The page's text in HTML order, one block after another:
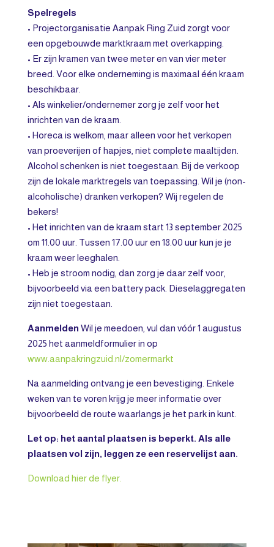
Spelregels
• Projectorganisatie Aanpak Ring Zuid zorgt voor
een opgebouwde marktkraam met overkapping.
• Er zijn kramen van twee meter en van vier meter
breed. Voor elke onderneming is maximaal één kraam
beschikbaar.
• Als winkelier/ondernemer zorg je zelf voor het
inrichten van de kraam.
• Horeca is welkom, maar alleen voor het verkopen
van proeverijen of hapjes, niet complete maaltijden.
Alcohol schenken is niet toegestaan. Bij de verkoop
zijn de lokale marktregels van toepassing. Wil je (non-
alcoholische) dranken verkopen? Wij regelen de
bekers!
• Het inrichten van de kraam start 13 september 2025
om 11.00 uur. Tussen 17.00 uur en 18.00 uur kun je je
kraam weer leeghalen.
• Heb je stroom nodig, dan zorg je daar zelf voor,
bijvoorbeeld via een battery pack. Dieselaggregaten
zijn niet toegestaan.
Aanmelden Wil je meedoen, vul dan vóór 1 augustus
2025 het aanmeldformulier in op
www.aanpakringzuid.nl/zomermarkt
Na aanmelding ontvang je een bevestiging. Enkele
weken van te voren krijg je meer informatie over
bijvoorbeeld de route waarlangs je het park in kunt.
Let op: het aantal plaatsen is beperkt. Als alle
plaatsen vol zijn, leggen ze een reservelijst aan.
Download hier de flyer.